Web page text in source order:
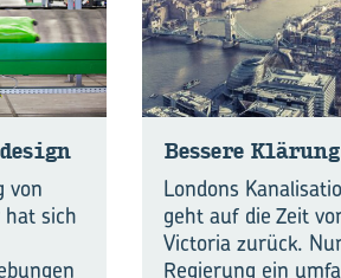
von
sich
Bes­se­re Klä­rung
Londons
geht auf die Zeit
Victoria zurück.
Regierung ein